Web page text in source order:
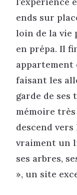
ends sur
loin de la vie
en prépa. Il
appartement
faisant les
garde de ses
mémoire
descend vers
vraiment un
ses arbres,
», un site